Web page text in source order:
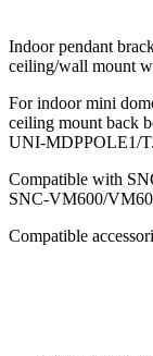
Indoor pendant
ceiling/wall mount
For indoor mini
ceiling mount back
UNI-MDPPOLE1/T.
Compatible with
SNC-VM600/
Compatible